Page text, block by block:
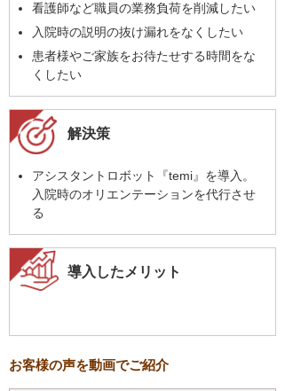
看護師など職員の業務負荷を削減したい
入院時の説明の抜け漏れをなくしたい
患者様やご家族をお待たせする時間をな
くしたい
解決策
アシスタントロボット『temi』を導入。
入院時のオリエンテーションを代行させ
る
導入したメリット
お客様の声を動画でご紹介